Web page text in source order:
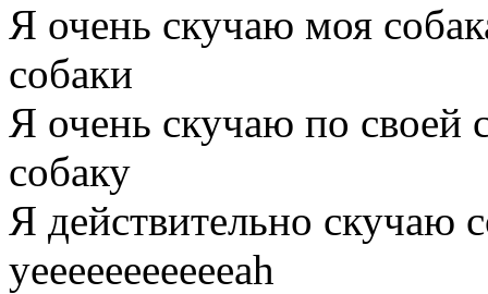
Я очень скучаю моя
собаки
Я очень скучаю по своей
собаку
Я действительно скучаю
yeeeeeeeeeeeah